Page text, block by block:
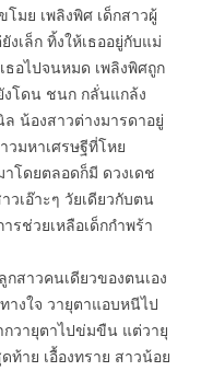
โมย เพลิงพิศ เด็กสาวผู้
เล็ก ทิ้งให้เธออยู่กับแม่
อไปจนหมด เพลิงพิศถูก
งโดน ชนก กลั่นแกล้ง
น้องสาวต่างมารดาอยู่
วมหาเศรษฐีที่โหย
โดยตลอดก็มี ดวงเดช
เอ๊าะๆ วัยเดียวกับตน
รช่วยเหลือเด็กกำพร้า
สาวคนเดียวของตนเอง
างใจ วายุตาแอบหนีไป
กวายุตาไปข่มขืน แต่วายุ
าย เอื้องทราย สาวน้อย